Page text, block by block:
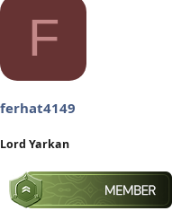
F
ferhat4149
Lord Yarkan